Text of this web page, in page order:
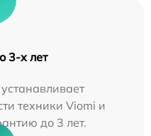
3-х лет
техники Viomi и
до 3 лет.